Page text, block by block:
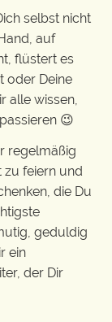
selbst nicht
auf
flüstert es
oder Deine
alle wissen,
😉
regelmäßig
zu feiern und
die Du
geduldig
ein
der Dir